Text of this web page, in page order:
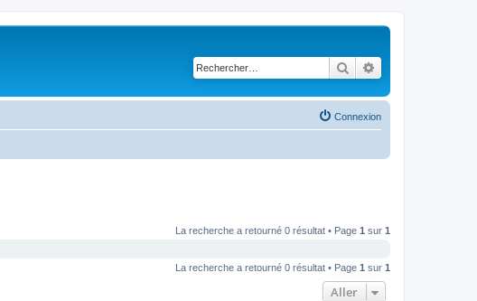
Rechercher
Connexion
La recherche a retourné 0 résultat • Page 1 sur 1
La recherche a retourné 0 résultat • Page 1 sur 1
Aller